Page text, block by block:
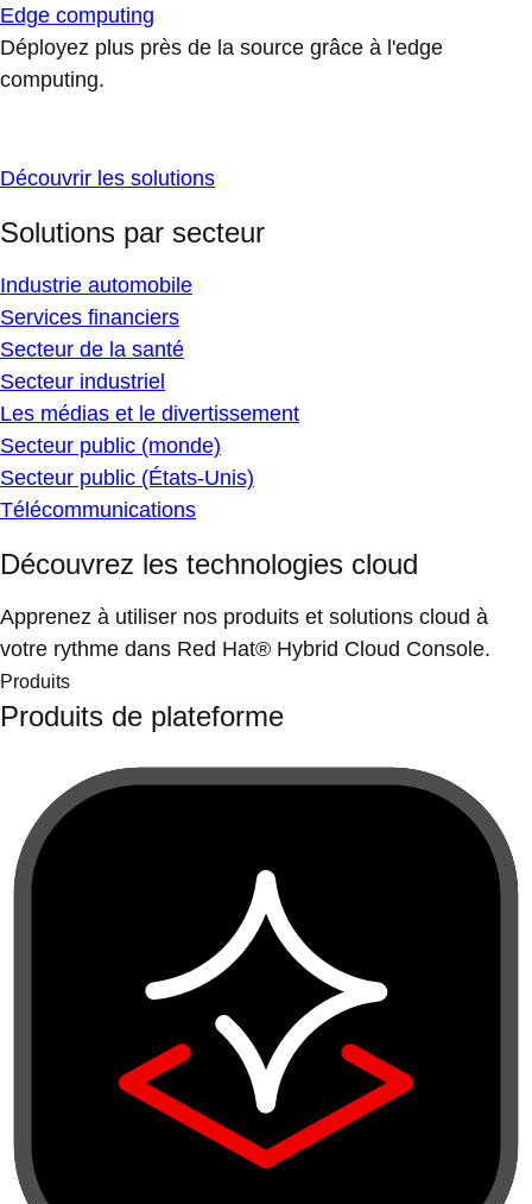
Edge computing
Déployez plus près de la source grâce à l'edge
computing.
Découvrir les solutions
Solutions par secteur
Industrie automobile
Services financiers
Secteur de la santé
Secteur industriel
Les médias et le divertissement
Secteur public (monde)
Secteur public (États-Unis)
Télécommunications
Découvrez les technologies cloud
Apprenez à utiliser nos produits et solutions cloud à
votre rythme dans Red Hat® Hybrid Cloud Console.
Produits
Produits de plateforme